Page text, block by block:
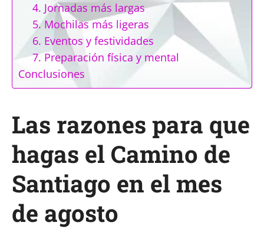
4. Jornadas más largas
5. Mochilas más ligeras
6. Eventos y festividades
7. Preparación física y mental
Conclusiones
Las razones para que
hagas el Camino de
Santiago en el mes
de agosto